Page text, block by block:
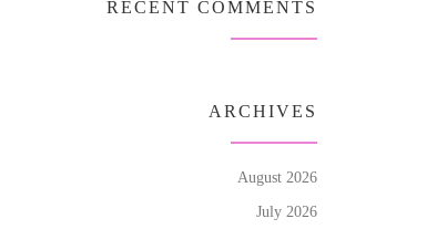
RECENT COMMENTS
ARCHIVES
August 2026
July 2026